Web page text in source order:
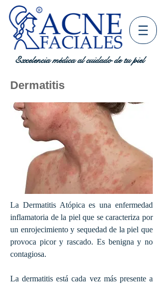
Excelencia médica al cuidado de tu piel
Dermatitis
La Dermatitis Atópica es una enfermedad
inflamatoria de la piel que se caracteriza por
un enrojecimiento y sequedad de la piel que
provoca picor y rascado. Es benigna y no
contagiosa.
La dermatitis está cada vez más presente a